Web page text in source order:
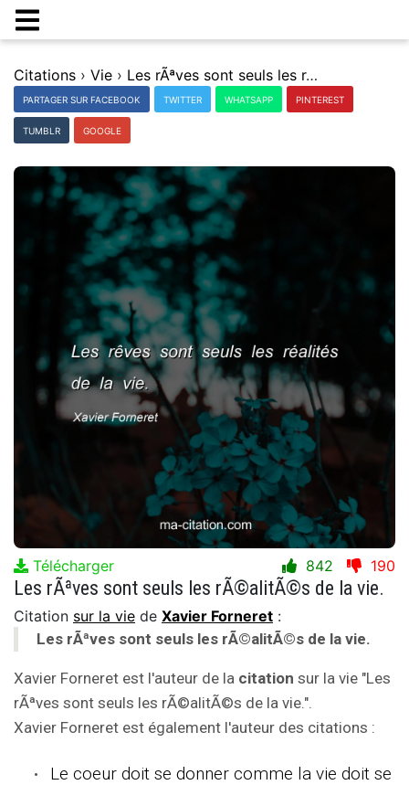
Citations › Vie › Les rÃªves sont seuls les rÃ©alitÃ©s de la vie.
PARTAGER SUR FACEBOOK TWITTER WHATSAPP PINTEREST
TUMBLR GOOGLE
Télécharger 842 190
Les rÃªves sont seuls les rÃ©alitÃ©s de la vie.
Citation sur la vie de Xavier Forneret :
Les rÃªves sont seuls les rÃ©alitÃ©s de la vie.
Xavier Forneret est l'auteur de la citation sur la vie "Les
rÃªves sont seuls les rÃ©alitÃ©s de la vie.".
Xavier Forneret est également l'auteur des citations :
Le coeur doit se donner comme la vie doit se